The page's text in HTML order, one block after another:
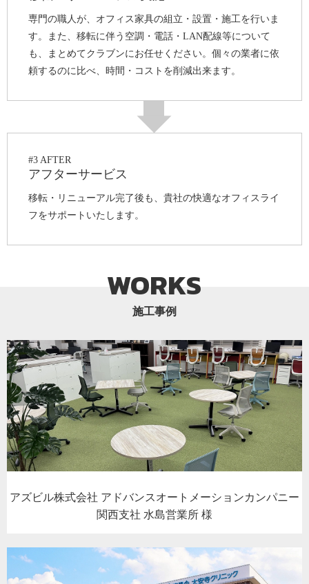
専門の職人が、オフィス家具の組立・設置・施工を行いま
す。また、移転に伴う空調・電話・LAN配線等について
も、まとめてクラブンにお任せください。個々の業者に依
頼するのに比べ、時間・コストを削減出来ます。
#3 AFTER
アフターサービス
移転・リニューアル完了後も、貴社の快適なオフィスライ
フをサポートいたします。
WORKS
施工事例
アズビル株式会社 アドバンスオートメーションカンパニー
関西支社 水島営業所 様